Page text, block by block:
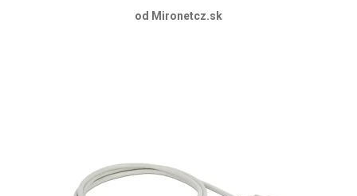
od Mironetcz.sk